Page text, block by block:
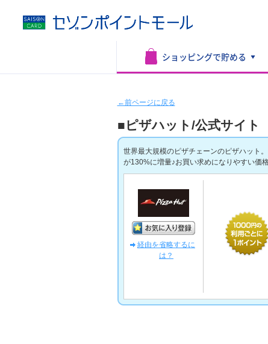
ショッピングで貯める
←前ページに戻る
■ピザハット/公式サイト
世界最大規模のピザチェーンのピザハット
が130%に増量♪お買い求めになりやすい価
経由を省略するに
は？